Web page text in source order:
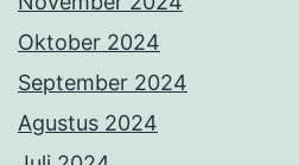
Oktober 2024
September 2024
Agustus 2024